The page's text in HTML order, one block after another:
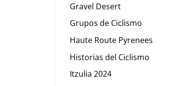
Gravel Desert
Grupos de Ciclismo
Haute Route Pyrenees
Historias del Ciclismo
Itzulia 2024